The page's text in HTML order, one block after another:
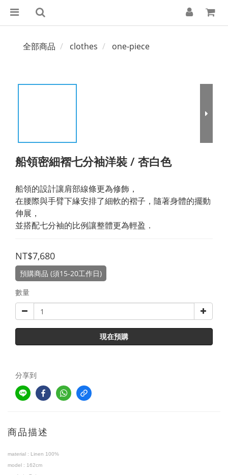
全部商品 clothes one-piece
船領密細褶七分袖洋裝 / 杏白色
船領的設計讓肩部線條更為修飾，
在腰際與手臂下緣安排了細軟的褶子，隨著身體的擺動
伸展，
並搭配七分袖的比例讓整體更為輕盈．
NT$7,680
預購商品 (須15-20工作日)
數量
現在預購
分享到
商品描述
material : Linen 100%
model : 162cm